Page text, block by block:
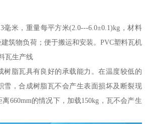
毫米，重量每平方米(2.0---6.0±0.1)kg，材料
筑物负荷；便于搬运和安装。PVC塑料瓦机
瓦生产线
树脂瓦具有良好的承载能力。在温度较低的
雪，合成树脂瓦不会产生表面损坏及断裂现
660mm的情况下，加载150kg，瓦不会产生